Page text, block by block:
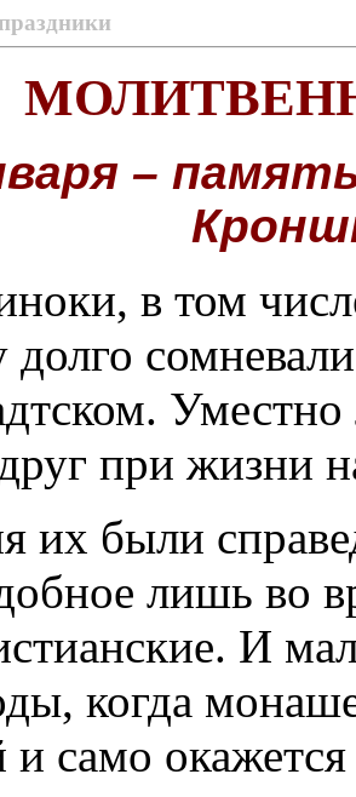
–
в том
долго
Уместно
при жизни
их были
лишь во
И
когда
и само